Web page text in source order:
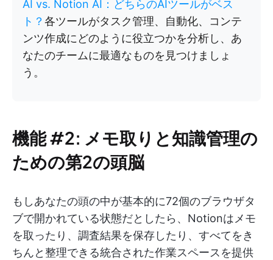
AI vs. Notion AI：どちらのAIツールがベス
ト？ 各ツールがタスク管理、自動化、コンテ
ンツ作成にどのように役立つかを分析し、あ
なたのチームに最適なものを見つけましょ
う。
機能 #2: メモ取りと知識管理の
ための第2の頭脳
もしあなたの頭の中が基本的に72個のブラウザタ
ブで開かれている状態だとしたら、Notionはメモ
を取ったり、調査結果を保存したり、すべてをき
ちんと整理できる統合された作業スペースを提供